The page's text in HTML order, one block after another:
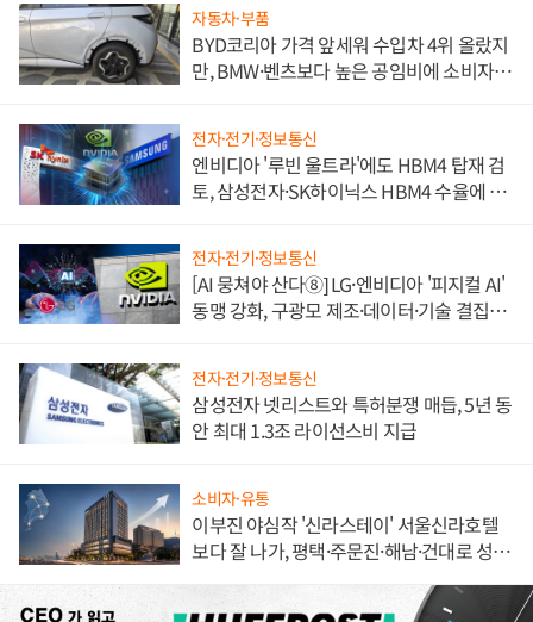
자동차·부품
BYD코리아 가격 앞세워 수입차 4위 올랐지
만, BMW·벤츠보다 높은 공임비에 소비자
전자·전기·정보통신
엔비디아 '루빈 울트라'에도 HBM4 탑재 검
토, 삼성전자·SK하이닉스 HBM4 수율에 주
전자·전기·정보통신
[AI 뭉쳐야 산다⑧] LG·엔비디아 '피지컬 AI'
동맹 강화, 구광모 제조·데이터·기술 결집
전자·전기·정보통신
삼성전자 넷리스트와 특허분쟁 매듭, 5년 동
안 최대 1.3조 라이선스비 지급
소비자·유통
이부진 야심작 '신라스테이' 서울신라호텔
보다 잘 나가, 평택·주문진·해남·건대로 성